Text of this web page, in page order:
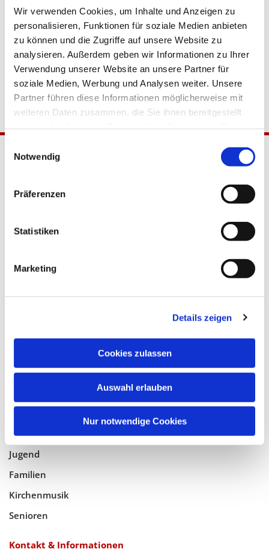
Wir verwenden Cookies, um Inhalte und Anzeigen zu
personalisieren, Funktionen für soziale Medien anbieten
zu können und die Zugriffe auf unsere Website zu
analysieren. Außerdem geben wir Informationen zu Ihrer
Verwendung unserer Website an unsere Partner für
soziale Medien, Werbung und Analysen weiter. Unsere
Partner führen diese Informationen möglicherweise mit
weiteren Daten zusammen, die Sie ihnen bereitgestellt
Notwendig
Präferenzen
Statistiken
Marketing
Details zeigen
Cookies zulassen
Auswahl erlauben
Nur notwendige Cookies
Tempelhof-Buckow
Gottesdienste
Taufe, Kommunion & Trauung
Pfarreileben
Jugend
Familien
Kirchenmusik
Senioren
Kontakt & Informationen